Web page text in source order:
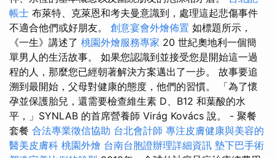
帳士 布萊特、克萊恩和考夫曼意識到，處理這起悲傷事件
不適合他們或好朋友。 創意宴會外燴佈置 如標題所示，
《一生》講述了 桃園外燴服務專家 20 世紀奧地利一個簡
單男人的生活故事。 如果您認識到並接受您是開始這一過
程的人，那麼您已經朝著解決方案邁出了一步。 故事要追
溯到最開始，父母對健康的態度，他們的習慣。 「為了懷
孕並保護胎兒，還需要檢查維生素 D、B12 和葉酸的水
平，」SYNLAB 的首席營養師 Virág Kovács 說。 - 聚餐
套餐 合法專業徵信協助 台北會計師 專注皮膚健康與美容的
醫美皮膚科 桃園外燴 台南台胞證辦理詳細資訊 墊下巴手術